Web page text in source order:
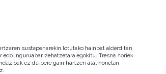
sustapenarekin lotutako hainbat alderditan
inguruabar zehatzetara egokitu. Tresna horiek
ez du bere gain hartzen atal honetan